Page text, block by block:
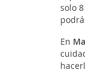
solo
En